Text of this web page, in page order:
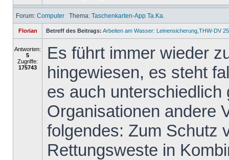
Forum: Computer Thema: Taschenkarten-App Ta.Ka.
Florian Betreff des Beitrags: Arbeiten am Wasser: Leinensicherung,THW-DV
Antworten:
5
Zugriffe:
175743
Es führt immer wieder
hingewiesen, es steht
es auch unterschiedlich
Organisationen andere
folgendes: Zum Schutz
Rettungsweste in